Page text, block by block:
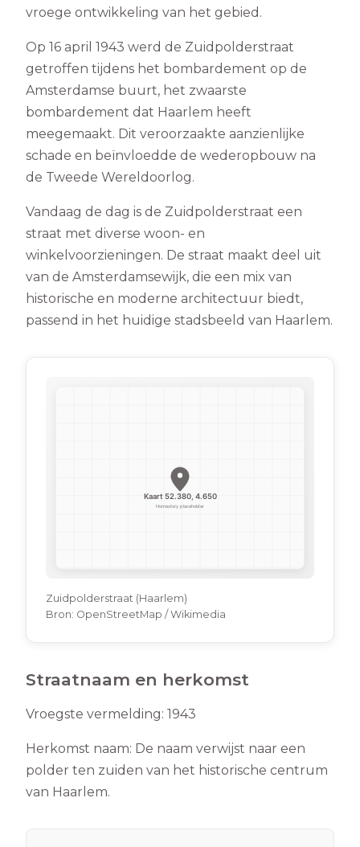
vroege ontwikkeling van het gebied.
Op 16 april 1943 werd de Zuidpolderstraat
getroffen tijdens het bombardement op de
Amsterdamse buurt, het zwaarste
bombardement dat Haarlem heeft
meegemaakt. Dit veroorzaakte aanzienlijke
schade en beïnvloedde de wederopbouw na
de Tweede Wereldoorlog.
Vandaag de dag is de Zuidpolderstraat een
straat met diverse woon- en
winkelvoorzieningen. De straat maakt deel uit
van de Amsterdamsewijk, die een mix van
historische en moderne architectuur biedt,
passend in het huidige stadsbeeld van Haarlem.
Zuidpolderstraat (Haarlem)
Bron: OpenStreetMap / Wikimedia
Straatnaam en herkomst
Vroegste vermelding: 1943
Herkomst naam: De naam verwijst naar een
polder ten zuiden van het historische centrum
van Haarlem.